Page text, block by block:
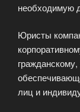
необходимую
Юристы
лиц и